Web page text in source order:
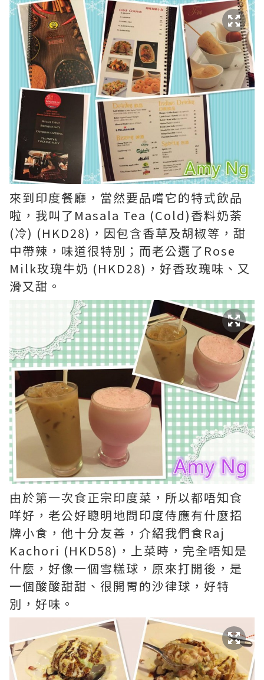
來到印度餐廳，當然要品嚐它的特式飲品
啦，我叫了Masala Tea (Cold)香料奶荼
(冷) (HKD28)，因包含香草及胡椒等，甜
中帶辣，味道很特別；而老公選了Rose
Milk玫瑰牛奶 (HKD28)，好香玫瑰味、又
滑又甜。
由於第一次食正宗印度菜，所以都唔知食
咩好，老公好聰明地問印度侍應有什麼招
牌小食，他十分友善，介紹我們食Raj
Kachori (HKD58)，上菜時，完全唔知是
什麼，好像一個雪糕球，原來打開後，是
一個酸酸甜甜、很開胃的沙律球，好特
別，好味。